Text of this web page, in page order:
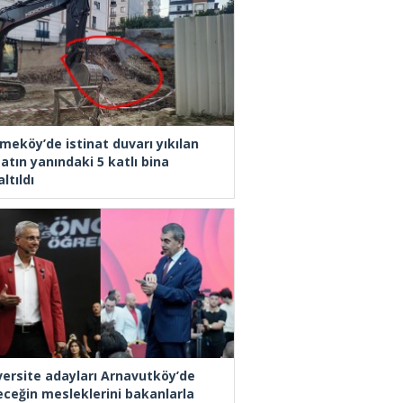
istinat duvarı yıkılan
yanındaki 5 katlı bina
adayları Arnavutköy’de
mesleklerini bakanlarla